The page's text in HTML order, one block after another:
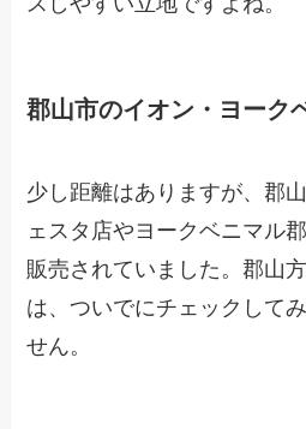
郡山市のイオン・ヨーク
少し距離はありますが、郡
ェスタ店やヨークベニマル
販売されていました。郡山
は、ついでにチェックして
せん。